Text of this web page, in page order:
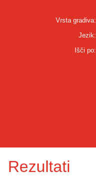
Vrsta gradiva:
Jezik:
Išči po:
Rezultati